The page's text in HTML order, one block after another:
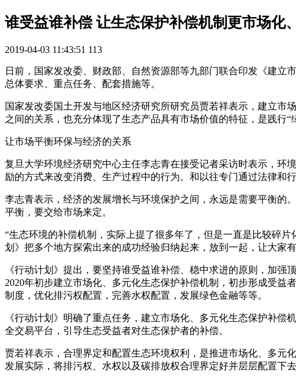
谁受益谁补偿 让生态保护补偿机制更市场化
2019-04-03 11:43:51 113
日前，国家发改委、财政部、自然资源部等九部门联合印发《建
总体要求、重点任务、配套措施等。
国家发改委国土开发与地区经济研究所研究员贾若祥表示，建立
之间的关系，也充分体现了生态产品具有市场价值的特征，是践行“
让市场平衡环保与经济的关系
复旦大学环境经济研究中心主任李志青在接受记者采访时表示，环
励的方式来改变消费、生产过程中的行为。和以往专门通过法律和
李志青表示，经济的发展增长与环境保护之间，永远是需要平衡的
平衡，要交给市场来定。
“生态环境的补偿机制，实际上提了很多年了，但是一直是比较碎
划》把多个地方探索出来的成功经验归纳起来，放到一起，让大家有
《行动计划》提出，要坚持谁受益谁补偿、稳中求进的原则，加
2020年初步建立市场化、多元化生态保护补偿机制，初步形成受
制度，优化排污权配置，完善水权配置，发展绿色金融等等。
《行动计划》明确了重点任务，建立市场化、多元化生态保护补
全交易平台，引导生态受益者对生态保护者的补偿。
贾若祥表示，合理界定和配置生态环境权利，是推进市场化、多元
发展实际，将排污权、水权以及碳排放权合理界定好并层层配置下